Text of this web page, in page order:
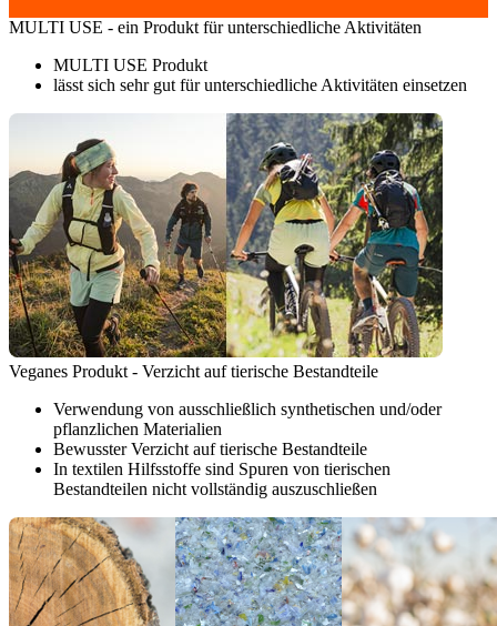
MULTI USE - ein Produkt für unterschiedliche Aktivitäten
MULTI USE Produkt
lässt sich sehr gut für unterschiedliche Aktivitäten einsetzen
Veganes Produkt - Verzicht auf tierische Bestandteile
Verwendung von ausschließlich synthetischen und/oder
pflanzlichen Materialien
Bewusster Verzicht auf tierische Bestandteile
In textilen Hilfsstoffe sind Spuren von tierischen
Bestandteilen nicht vollständig auszuschließen